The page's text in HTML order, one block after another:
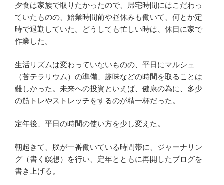
夕食は家族で取りたかったので、帰宅時間にはこだわっ
ていたものの、始業時間前や昼休みも働いて、何とか定
時で退勤していた。どうしても忙しい時は、休日に家で
作業した。
生活リズムは変わっていないものの、平日にマルシェ
（苔テラリウム）の準備、趣味などの時間を取ることは
難しかった。未来への投資といえば、健康の為に、多少
の筋トレやストレッチをするのが精一杯だった。
定年後、平日の時間の使い方を少し変えた。
朝起きて、脳が一番働いている時間帯に、ジャーナリン
グ（書く瞑想）を行い、定年とともに再開したブログを
書き上げる。